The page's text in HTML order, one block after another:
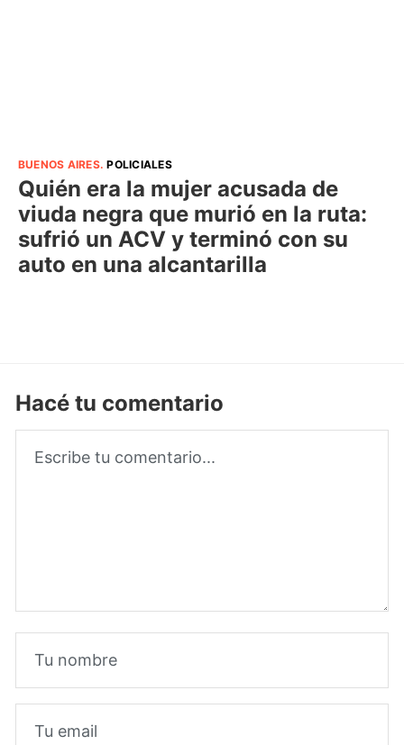
BUENOS AIRES.POLICIALES
Quién era la mujer acusada de
viuda negra que murió en la ruta:
sufrió un ACV y terminó con su
auto en una alcantarilla
Hacé tu comentario